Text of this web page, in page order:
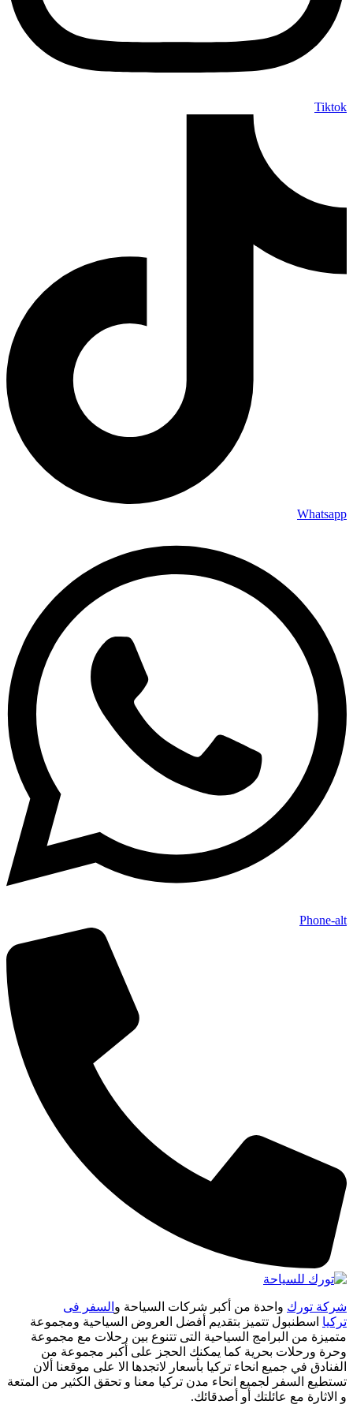
Tiktok
Whatsapp
Phone-alt
شركة تورك واحدة من أكبر شركات السياحة و السفر فى
تركيا اسطنبول تتميز بتقديم أفضل العروض السياحية ومجموعة
متميزة من البرامج السياحية التى تتنوع بين رحلات مع مجموعة
وحرة ورحلات بحرية كما يمكنك الحجز على أكبر مجموعة من
الفنادق في جميع انحاء تركيا بأسعار لاتجدها الا على موقعنا ألان
تستطيع السفر لجميع انحاء مدن تركيا معنا و تحقق الكثير من المتعة
و الاثارة مع عائلتك أو أصدقائك.